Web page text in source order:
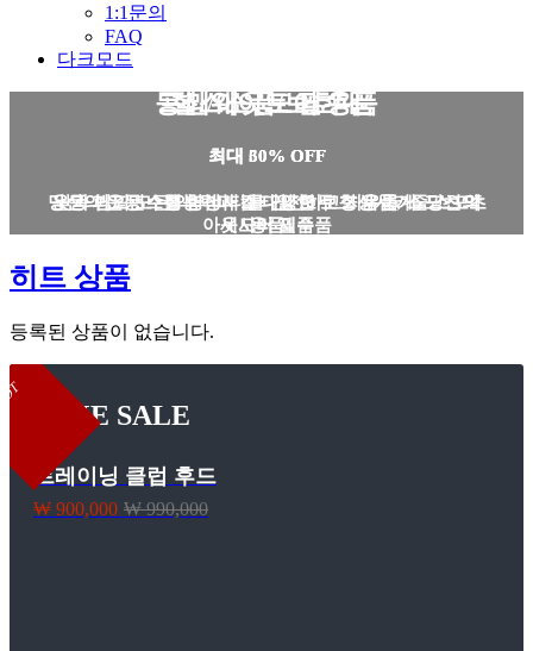
1:1문의
FAQ
다크모드
등산/아웃도어 용품
최대 50% OFF
낮과 밤의 모든 액티비티를 안전하고 자유롭게, 당신의
아웃도어 필수품
헬스소품/보호대
최대 30% OFF
운동 퍼포먼스를 향상시킬 다양한 보조 용품, 스포츠 악
세사리 제품
프리웨이트 필수품
최대 60% OFF
당신의 운동 수행능력과 스타일 모두 향상시켜줄 스포츠
용품
히트 상품
등록된 상품이 없습니다.
TIME SALE
트레이닝 클럽 후드
₩ 900,000 ₩ 990,000